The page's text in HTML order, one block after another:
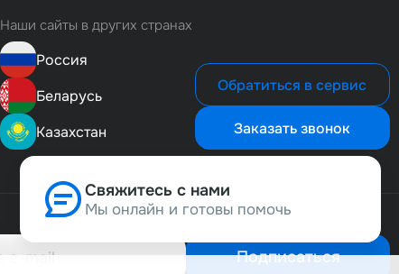
Наши сайты в других странах
Россия
Беларусь
Казахстан
Обратиться в сервис
Заказать звонок
Подписаться
Свяжитесь с нами
Мы онлайн и готовы помочь
8 (800) 500-1-495